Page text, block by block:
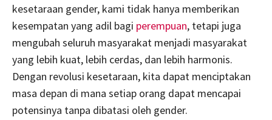
kesetaraan gender, kami tidak hanya memberikan
kesempatan yang adil bagi perempuan, tetapi juga
mengubah seluruh masyarakat menjadi masyarakat
yang lebih kuat, lebih cerdas, dan lebih harmonis.
Dengan revolusi kesetaraan, kita dapat menciptakan
masa depan di mana setiap orang dapat mencapai
potensinya tanpa dibatasi oleh gender.